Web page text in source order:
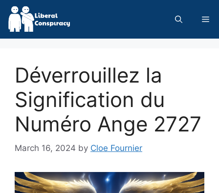
Skip
content
Déverrouillez la
Signification du
Numéro Ange 2727
March 16, 2024 by Cloe Fournier